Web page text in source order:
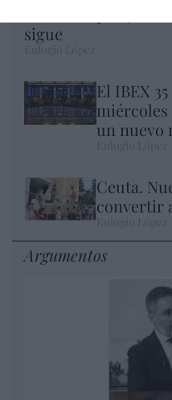
sigue
El IBEX
miércoles
un nuevo
Ceuta.
convertir
Argumentos